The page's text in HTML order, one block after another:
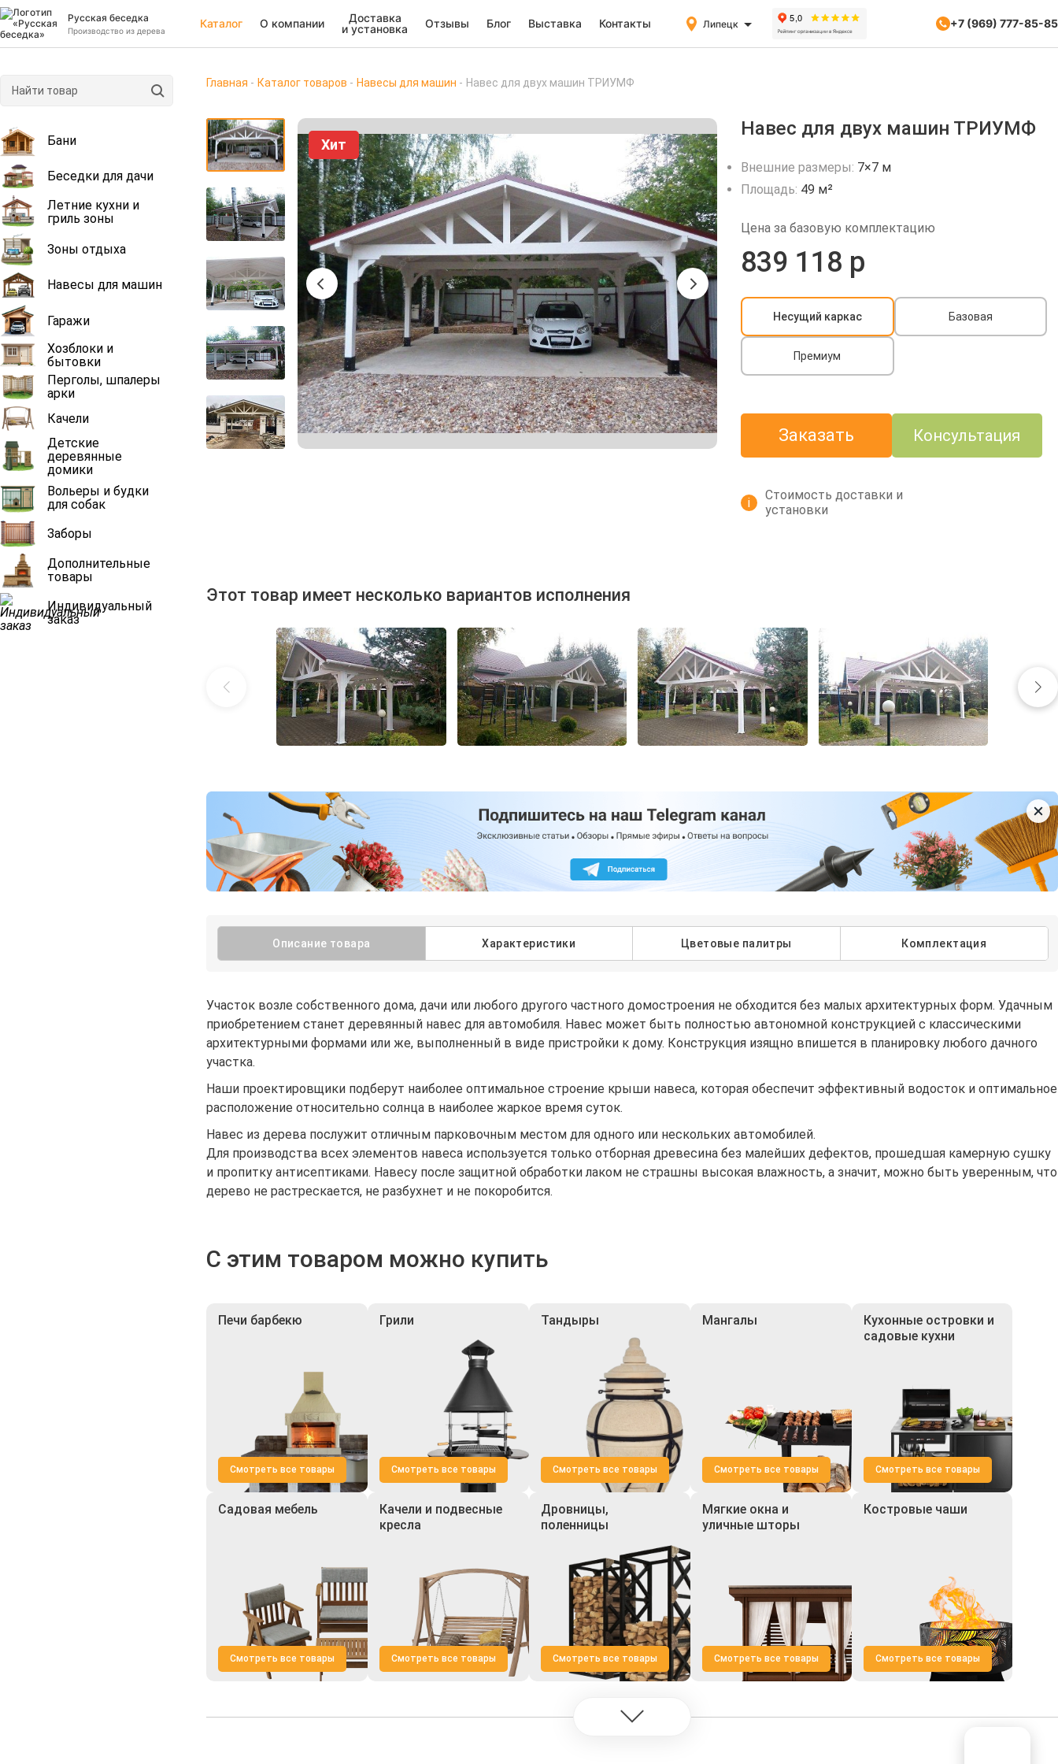
Русская беседка
Производство из дерева
Каталог О компании
Доставка
и установка
Отзывы Блог Выставка Контакты Липецк +7 (969) 777-85-85
Бани
Беседки для дачи
Летние кухни и
гриль зоны
Зоны отдыха
Навесы для машин
Гаражи
Хозблоки и
бытовки
Перголы, шпалеры
арки
Качели
Детские
деревянные
домики
Вольеры и будки
для собак
Заборы
Дополнительные
товары
Индивидуальный
заказ
Главная Каталог товаров Навесы для машин Навес для двух машин ТРИУМФ
Хит
Навес для двух машин ТРИУМФ
Внешние размеры: 7×7 м
Площадь: 49 м²
Несущий каркас Базовая
Премиум
Цена за базовую комплектацию
839 118 р
Заказать Консультация
i
Стоимость доставки и
установки
Этот товар имеет несколько вариантов исполнения
Описание товара Характеристики Цветовые палитры Комплектация
Участок возле собственного дома, дачи или любого другого частного домостроения не обходится без малых архитектурных форм. Удачным
приобретением станет деревянный навес для автомобиля. Навес может быть полностью автономной конструкцией с классическими
архитектурными формами или же, выполненный в виде пристройки к дому. Конструкция изящно впишется в планировку любого дачного
участка.
Наши проектировщики подберут наиболее оптимальное строение крыши навеса, которая обеспечит эффективный водосток и оптимальное
расположение относительно солнца в наиболее жаркое время суток.
Навес из дерева послужит отличным парковочным местом для одного или нескольких автомобилей.
Для производства всех элементов навеса используется только отборная древесина без малейших дефектов, прошедшая камерную сушку
и пропитку антисептиками. Навесу после защитной обработки лаком не страшны высокая влажность, а значит, можно быть уверенным, что
дерево не растрескается, не разбухнет и не покоробится.
С этим товаром можно купить
Печи барбекю
Смотреть все товары
Грили
Смотреть все товары
Тандыры
Смотреть все товары
Мангалы
Смотреть все товары
Кухонные островки и
садовые кухни
Смотреть все товары
Садовая мебель
Смотреть все товары
Качели и подвесные
кресла
Смотреть все товары
Дровницы,
поленницы
Смотреть все товары
Мягкие окна и
уличные шторы
Смотреть все товары
Костровые чаши
Смотреть все товары